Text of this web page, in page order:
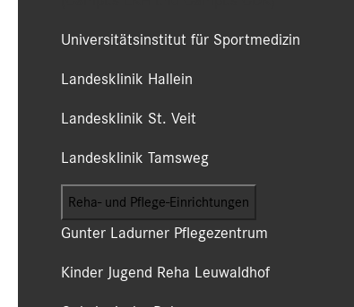
Universitätsinstitut für Sportmedizin
Landesklinik Hallein
Landesklinik St. Veit
Landesklinik Tamsweg
Reha- und Pflege-Einrichtungen
Gunter Ladurner Pflegezentrum
Kinder Jugend Reha Leuwaldhof